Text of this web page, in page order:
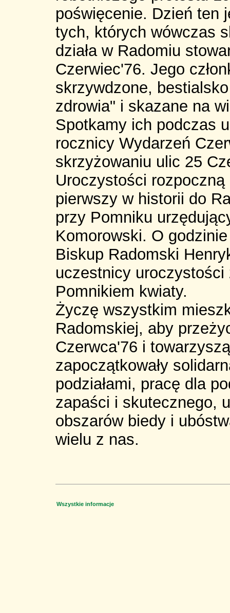
poświęcenie. Dzień ten
tych, których wówczas
działa w Radomiu
Czerwiec'76. Jego
skrzywdzone,
zdrowia" i skazane na
Spotkamy ich podczas
rocznicy Wydarzeń
skrzyżowaniu ulic 25
Uroczystości
pierwszy w historii do
przy Pomniku
Komorowski. O
Biskup Radomski
uczestnicy uroczystości
Pomnikiem kwiaty.
Życzę wszystkim
Radomskiej, aby
Czerwca'76 i
zapoczątkowały
podziałami, pracę dla
zapaści i skutecznego,
obszarów biedy i
wielu z nas.
Wszystkie informacje